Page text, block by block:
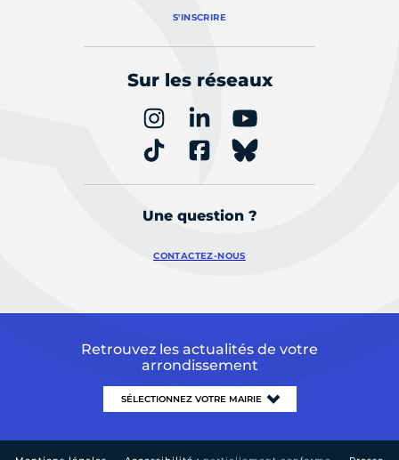
S'INSCRIRE
Sur les réseaux
Une question ?
CONTACTEZ-NOUS
Retrouvez les actualités de votre
arrondissement